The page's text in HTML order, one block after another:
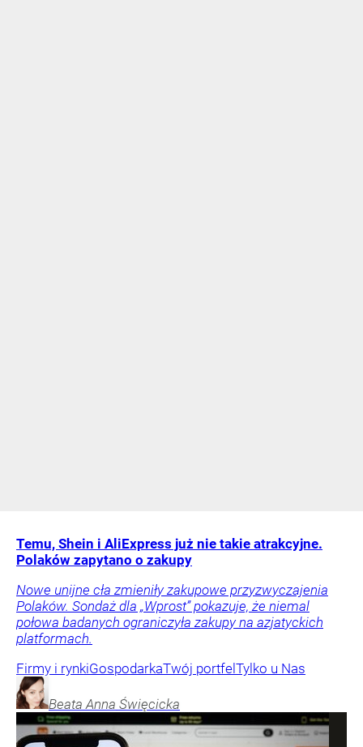
Temu, Shein i AliExpress już nie takie atrakcyjne.
Polaków zapytano o zakupy
Nowe unijne cła zmieniły zakupowe przyzwyczajenia
Polaków. Sondaż dla „Wprost” pokazuje, że niemal
połowa badanych ograniczyła zakupy na azjatyckich
platformach.
Firmy i rynkiGospodarkaTwój portfel Tylko u Nas
Beata Anna Święcicka